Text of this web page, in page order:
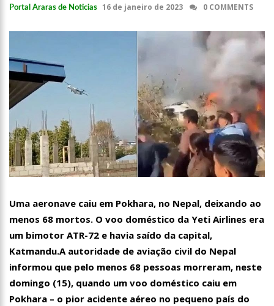
Jovem Guarda de Luto Morre em SP, aos 76 anos, Lilian
dupla Leno & Lilian
Portal Araras de Noticias 16 de janeiro de 2023 0 COMMENTS
Uma aeronave caiu em Pokhara, no Nepal, deixando ao
menos 68 mortos. O voo doméstico da Yeti Airlines era
um bimotor ATR-72 e havia saído da capital,
Katmandu.A autoridade de aviação civil do Nepal
informou que pelo menos 68 pessoas morreram, neste
domingo (15), quando um voo doméstico caiu em
Pokhara – o pior acidente aéreo no pequeno país do